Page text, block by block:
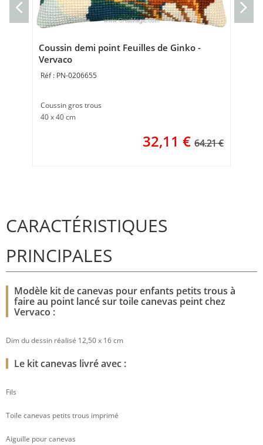
Coussin demi point Feuilles de Ginko -
Vervaco
PN-0206655
Coussin gros trous
40 x 40 cm
32,11 € 64.21 €
CARACTÉRISTIQUES
PRINCIPALES
Modèle kit de canevas pour enfants petits trous à
faire au point lancé sur toile canevas peint chez
Vervaco :
Dim du dessin réalisé 12,50 x 16 cm
Le kit canevas livré avec :
Fils
Toile canevas petits trous imprimé
Aiguille pour canevas